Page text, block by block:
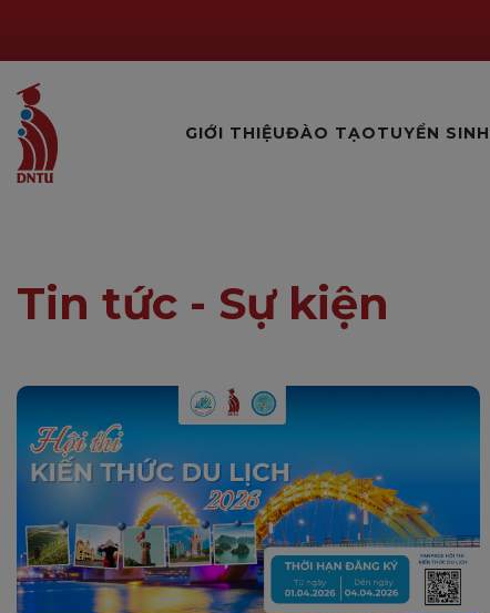
GIỚI THIỆUĐÀO TẠOTUYỂN SINH
Tin tức - Sự kiện